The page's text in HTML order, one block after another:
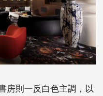
房則一反白色主調，以